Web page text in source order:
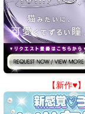
【新作♥】